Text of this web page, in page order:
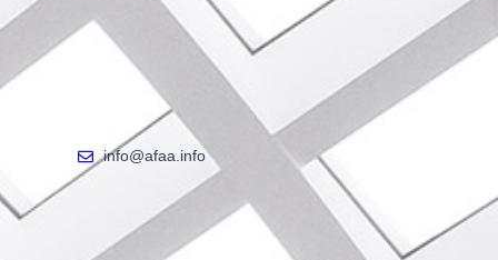
info@afaa.info